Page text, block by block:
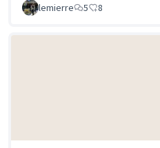
lemierre 5 8